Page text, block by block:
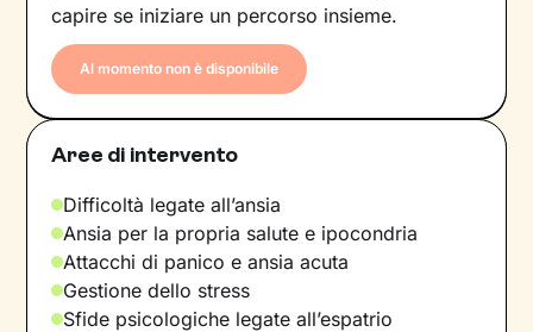
capire se iniziare un percorso insieme.
Al momento non è disponibile
Aree di intervento
Difficoltà legate all’ansia
Ansia per la propria salute e ipocondria
Attacchi di panico e ansia acuta
Gestione dello stress
Sfide psicologiche legate all’espatrio